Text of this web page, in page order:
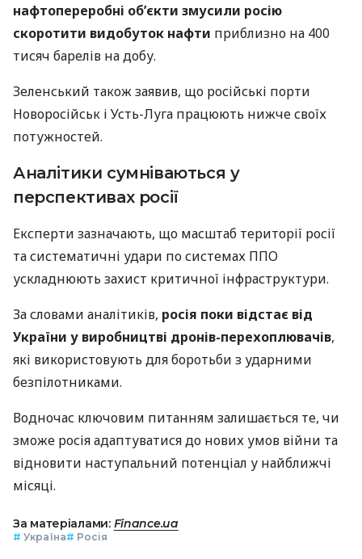
нафтопереробні об’єкти змусили росію
скоротити видобуток нафти приблизно на 400
тисяч барелів на добу.
Зеленський також заявив, що російські порти
Новоросійськ і Усть-Луга працюють нижче своїх
потужностей.
Аналітики сумніваються у
перспективах росії
Експерти зазначають, що масштаб території росії
та систематичні удари по системах ППО
ускладнюють захист критичної інфраструктури.
За словами аналітиків, росія поки відстає від
України у виробництві дронів-перехоплювачів,
які використовують для боротьби з ударними
безпілотниками.
Водночас ключовим питанням залишається те, чи
зможе росія адаптуватися до нових умов війни та
відновити наступальний потенціал у найближчі
місяці.
За матеріалами: Finance.ua
# Україна# Росія